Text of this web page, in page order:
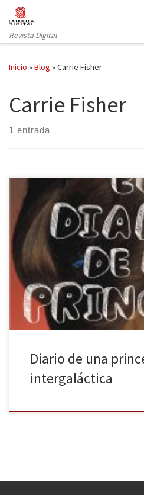
Saltar al contenido
Revista Digital
Inicio »Blog »Carrie Fisher
Carrie Fisher
1 entrada
“Ayúdame, Obi Wan Kenobi. Eres mi
imaginó Carrie Fisher al pronunciar
convertirían en una de las citas
y mucho menos que esa película
llamada Star Wars acabase siendo
Diario de una
intergaláctica